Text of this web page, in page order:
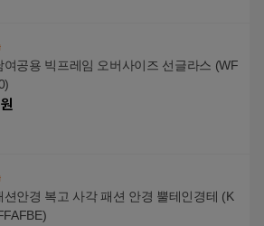
여공용 빅프레임 오버사이즈 선글라스 (WF
원
션안경 복고 사각 패션 안경 뿔테인경테 (K